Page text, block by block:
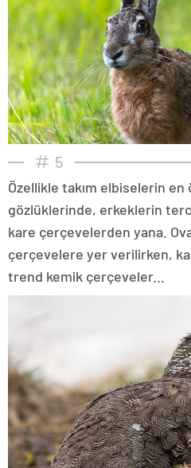
5
Özellikle takım elbiselerin
gözlüklerinde, erkeklerin
kare çerçevelerden yana.
çerçevelere yer verilirken,
trend kemik çerçeveler...